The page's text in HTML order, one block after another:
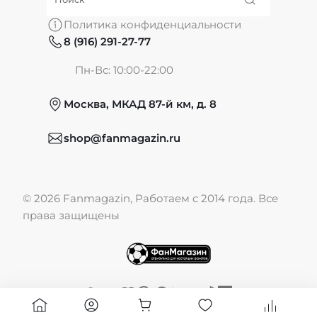
О нас
Обмен и возврат
Публичная оферта
Политика конфиденциальности
8 (916) 291-27-77
Пн-Вс: 10:00-22:00
Москва, МКАД 87-й км, д. 8
shop@fanmagazin.ru
© 2026 Fanmagazin, Работаем с 2014 года. Все
права защищены